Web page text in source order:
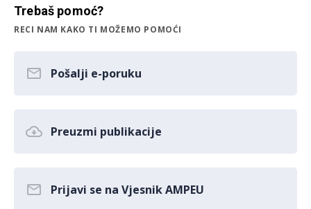
Trebaš pomoć?
RECI NAM KAKO TI MOŽEMO POMOĆI
Pošalji e-poruku
Preuzmi publikacije
Prijavi se na Vjesnik AMPEU